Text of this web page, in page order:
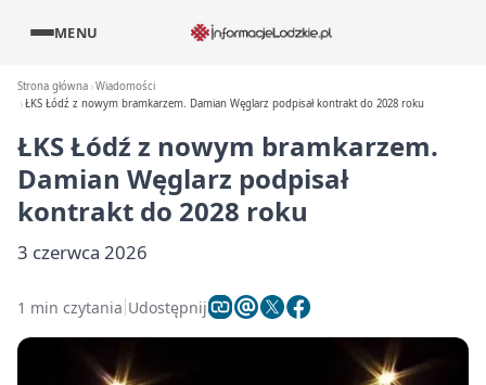
MENU
Strona główna Wiadomości
ŁKS Łódź z nowym bramkarzem. Damian Węglarz podpisał kontrakt do 2028 roku
ŁKS Łódź z nowym bramkarzem.
Damian Węglarz podpisał
kontrakt do 2028 roku
3 czerwca 2026
1 min czytania Udostępnij